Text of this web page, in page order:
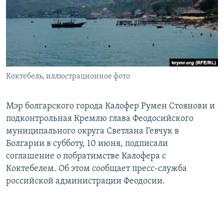
ПОБЕДИТЕЛЕЙ НЕ СУДЯТ?
КРЫМ.НЕПОКОРЕННЫЙ
УКРАИНСКАЯ ПРОБЛЕМА КРЫМА
ПРИСОЕДИНЯЙТЕСЬ!
Все сайты RFE/RL
Коктебель, иллюстрационное фото
Мэр болгарского города Калофер Румен Стоянови и
подконтрольная Кремлю глава Феодосийского
муниципального округа Светлана Гевчук в
Болгарии в субботу, 10 июня, подписали
соглашение о побратимстве Калофера с
Коктебелем. Об этом сообщает пресс-служба
российской администрации Феодосии.